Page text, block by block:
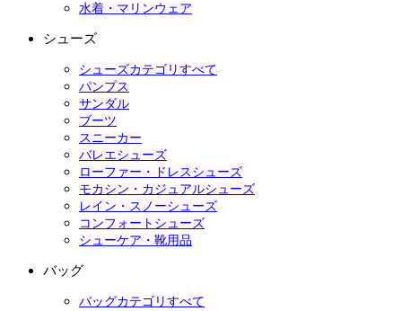
水着・マリンウェア
シューズ
シューズカテゴリすべて
パンプス
サンダル
ブーツ
スニーカー
バレエシューズ
ローファー・ドレスシューズ
モカシン・カジュアルシューズ
レイン・スノーシューズ
コンフォートシューズ
シューケア・靴用品
バッグ
バッグカテゴリすべて